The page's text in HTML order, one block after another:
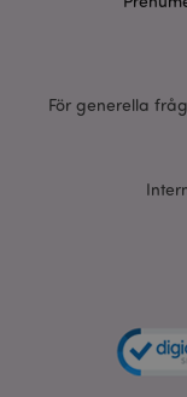
För generella